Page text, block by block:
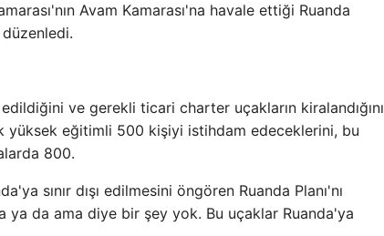
Avam Kamarası'na havale ettiği Ruanda
düzenledi.
ve gerekli ticari charter uçakların kiralandığını
yüksek eğitimli 500 kişiyi istihdam edeceklerini, bu
800.
sınır dışı edilmesini öngören Ruanda Planı'nı
ya da ama diye bir şey yok. Bu uçaklar Ruanda'ya